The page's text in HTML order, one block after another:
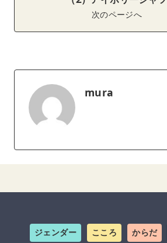
次のページへ
mura
ジェンダー こころ からだ